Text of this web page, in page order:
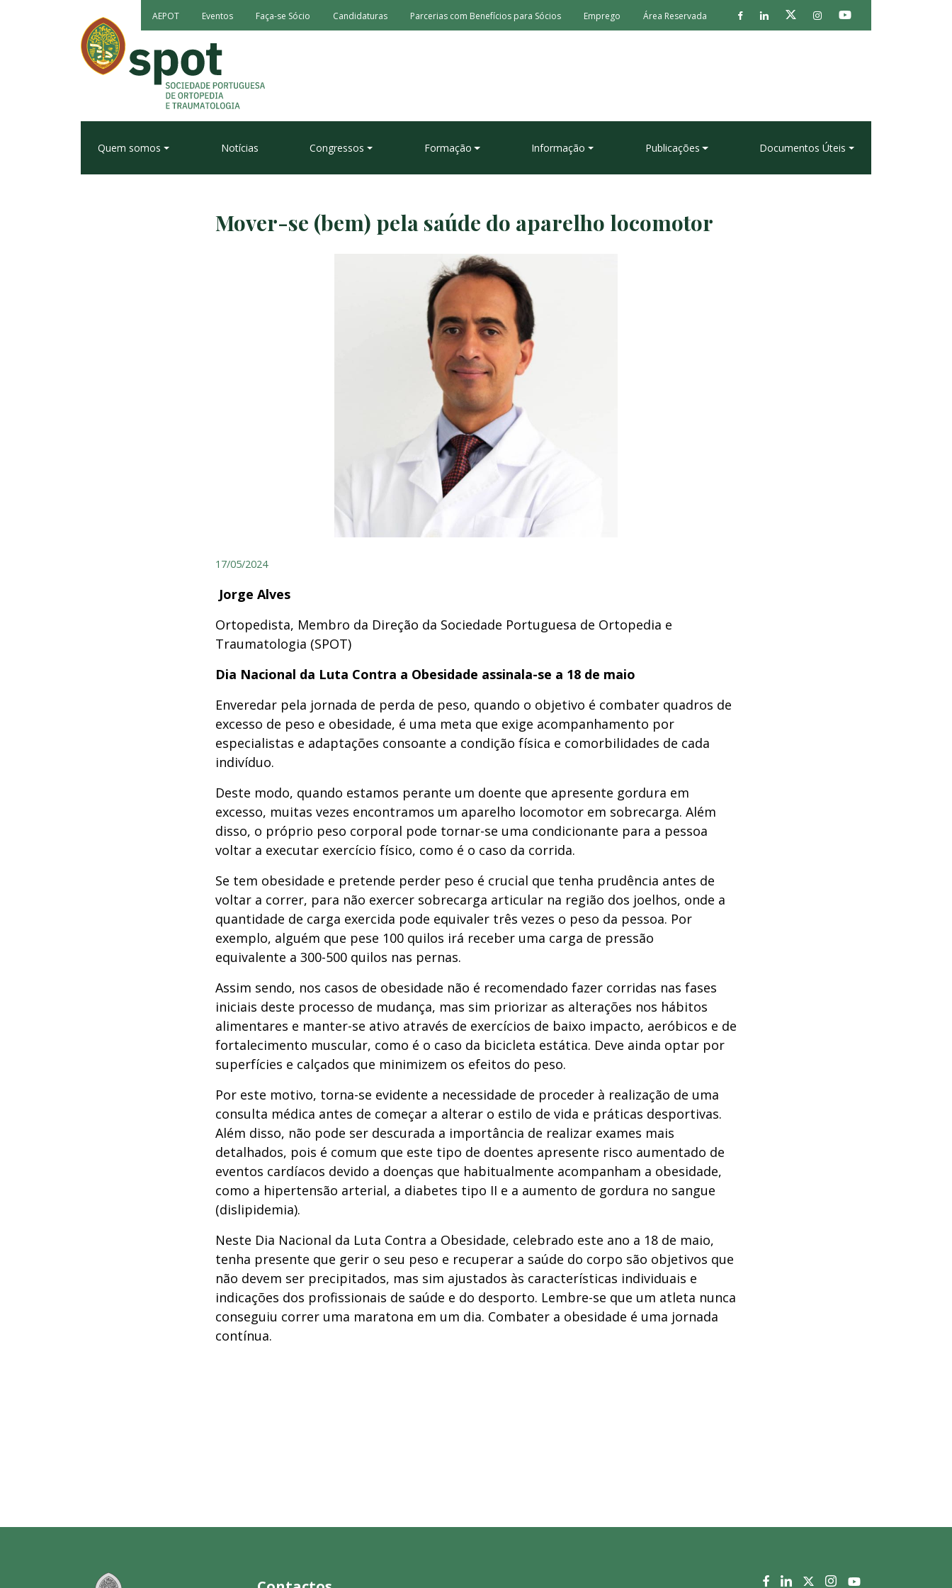
AEPOT Eventos Faça-se Sócio Candidaturas Parcerias com Benefícios para Sócios Emprego Área Reservada
Quem somos Notícias Congressos Formação Informação Publicações Documentos Úteis
Mover-se (bem) pela saúde do aparelho locomotor
17/05/2024
Jorge Alves
Ortopedista, Membro da Direção da Sociedade Portuguesa de Ortopedia e
Traumatologia (SPOT)
Dia Nacional da Luta Contra a Obesidade assinala-se a 18 de maio
Enveredar pela jornada de perda de peso, quando o objetivo é combater quadros de
excesso de peso e obesidade, é uma meta que exige acompanhamento por
especialistas e adaptações consoante a condição física e comorbilidades de cada
indivíduo.
Deste modo, quando estamos perante um doente que apresente gordura em
excesso, muitas vezes encontramos um aparelho locomotor em sobrecarga. Além
disso, o próprio peso corporal pode tornar-se uma condicionante para a pessoa
voltar a executar exercício físico, como é o caso da corrida.
Se tem obesidade e pretende perder peso é crucial que tenha prudência antes de
voltar a correr, para não exercer sobrecarga articular na região dos joelhos, onde a
quantidade de carga exercida pode equivaler três vezes o peso da pessoa. Por
exemplo, alguém que pese 100 quilos irá receber uma carga de pressão
equivalente a 300-500 quilos nas pernas.
Assim sendo, nos casos de obesidade não é recomendado fazer corridas nas fases
iniciais deste processo de mudança, mas sim priorizar as alterações nos hábitos
alimentares e manter-se ativo através de exercícios de baixo impacto, aeróbicos e de
fortalecimento muscular, como é o caso da bicicleta estática. Deve ainda optar por
superfícies e calçados que minimizem os efeitos do peso.
Por este motivo, torna-se evidente a necessidade de proceder à realização de uma
consulta médica antes de começar a alterar o estilo de vida e práticas desportivas.
Além disso, não pode ser descurada a importância de realizar exames mais
detalhados, pois é comum que este tipo de doentes apresente risco aumentado de
eventos cardíacos devido a doenças que habitualmente acompanham a obesidade,
como a hipertensão arterial, a diabetes tipo II e a aumento de gordura no sangue
(dislipidemia).
Neste Dia Nacional da Luta Contra a Obesidade, celebrado este ano a 18 de maio,
tenha presente que gerir o seu peso e recuperar a saúde do corpo são objetivos que
não devem ser precipitados, mas sim ajustados às características individuais e
indicações dos profissionais de saúde e do desporto. Lembre-se que um atleta nunca
conseguiu correr uma maratona em um dia. Combater a obesidade é uma jornada
contínua.